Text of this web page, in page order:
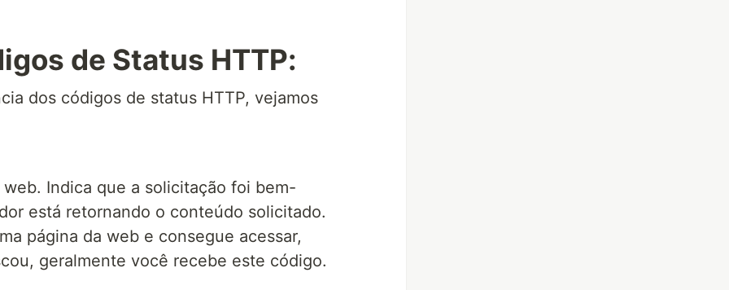
de Status HTTP:
dos códigos de status HTTP, vejamos
Indica que a solicitação foi bem-
está retornando o conteúdo solicitado.
página da web e consegue acessar,
geralmente você recebe este código.